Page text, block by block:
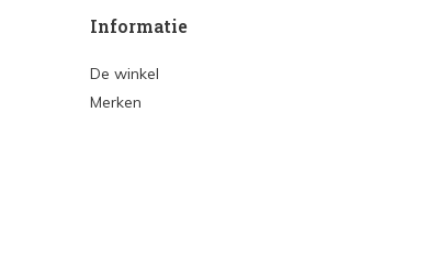
Informatie
De winkel
Merken